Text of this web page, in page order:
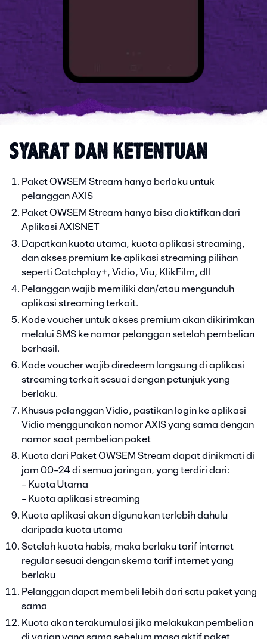
SYARAT DAN KETENTUAN
Paket OWSEM Stream hanya berlaku untuk
pelanggan AXIS
Paket OWSEM Stream hanya bisa diaktifkan dari
Aplikasi AXISNET
Dapatkan kuota utama, kuota aplikasi streaming,
dan akses premium ke aplikasi streaming pilihan
seperti Catchplay+, Vidio, Viu, KlikFilm, dll
Pelanggan wajib memiliki dan/atau mengunduh
aplikasi streaming terkait.
Kode voucher untuk akses premium akan dikirimkan
melalui SMS ke nomor pelanggan setelah pembelian
berhasil.
Kode voucher wajib diredeem langsung di aplikasi
streaming terkait sesuai dengan petunjuk yang
berlaku.
Khusus pelanggan Vidio, pastikan login ke aplikasi
Vidio menggunakan nomor AXIS yang sama dengan
nomor saat pembelian paket
Kuota dari Paket OWSEM Stream dapat dinikmati di
jam 00-24 di semua jaringan, yang terdiri dari:
- Kuota Utama
- Kuota aplikasi streaming
Kuota aplikasi akan digunakan terlebih dahulu
daripada kuota utama
Setelah kuota habis, maka berlaku tarif internet
regular sesuai dengan skema tarif internet yang
berlaku
Pelanggan dapat membeli lebih dari satu paket yang
sama
Kuota akan terakumulasi jika melakukan pembelian
di varian yang sama sebelum masa aktif paket